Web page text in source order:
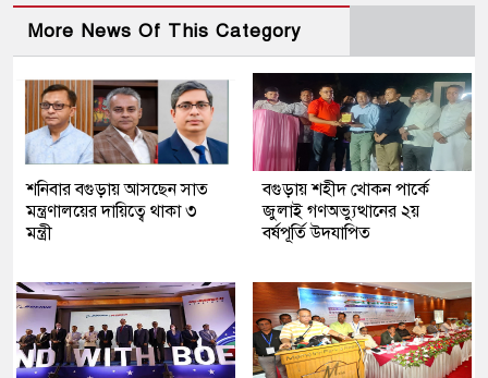
More News Of This Category
শনিবার বগুড়ায় আসছেন সাত
মন্ত্রণালয়ের দায়িত্বে থাকা ৩
মন্ত্রী
বগুড়ায় শহীদ খোকন পার্কে
জুলাই গণঅভ্যুত্থানের ২য়
বর্ষপূর্তি উদযাপিত